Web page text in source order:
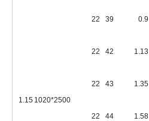
2500*1020
1.15
0.9
39
22
1.13
42
22
1.35
43
22
1.58
44
22